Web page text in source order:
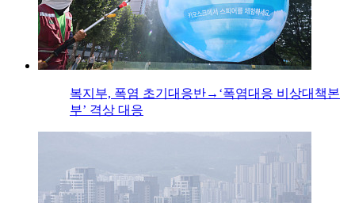
복지부, 폭염 초기대응반→‘폭염대응 비상대책본
부’ 격상 대응